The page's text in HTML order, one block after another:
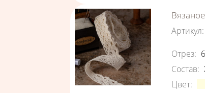
Артикул:
Отрез: 6
Состав:
Цвет: